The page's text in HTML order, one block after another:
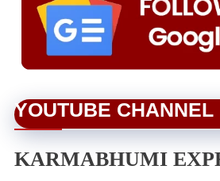
YOUTUBE CHANNEL
KARMABHUMI